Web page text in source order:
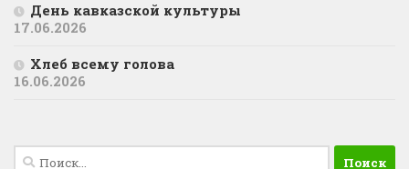
День кавказской культуры
17.06.2026
Хлеб всему голова
16.06.2026
Найти: